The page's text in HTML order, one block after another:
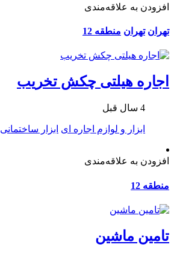
افزودن به علاقه‌مندی
تهران تهران منطقه 12
اجاره هیلتی چکش تخریب
4 سال قبل
ابزار و لوازم اجاره ای ابزار ساختمانی
افزودن به علاقه‌مندی
منطقه 12
تامین ماشین